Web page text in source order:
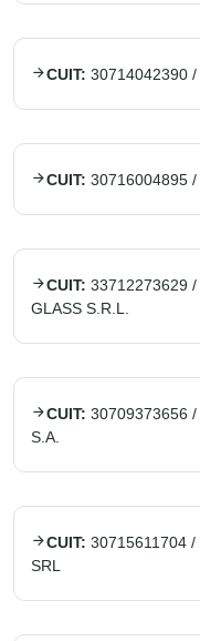
CUIT: 30714042390 /
CUIT: 30716004895 /
CUIT: 33712273629 /
GLASS S.R.L.
CUIT: 30709373656 /
S.A.
CUIT: 30715611704 /
SRL